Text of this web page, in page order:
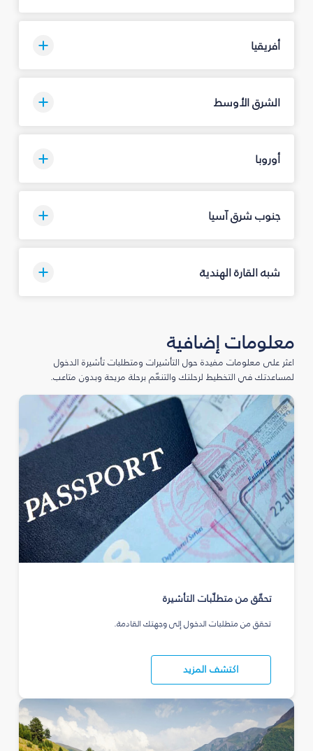
أفريقيا
الشرق الأوسط
أوروبا
جنوب شرق آسيا
شبه القارة الهندية
معلومات إضافية
اعثر على معلومات مفيدة حول التأشيرات ومتطلبات تأشيرة الدخول
لمساعدتك في التخطيط لرحلتك والتنعّم برحلة مريحة وبدون متاعب.
تحقّق من متطلّبات التأشيرة
تحقق من متطلبات الدخول إلى وجهتك القادمة.
اكتشف المزيد